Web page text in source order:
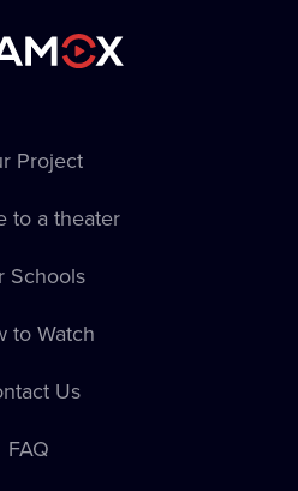
Project
to a theater
Schools
to Watch
Us
FAQ